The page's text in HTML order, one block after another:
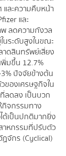
และความคืบหน้า
และ
ลดความกังวล
ระดับสูงในขณะ
าดสินทรัพย์เสี่ยง
พิ่มขึ้น 12.7%
ปัจจัยข้างต้น
ของเศรษฐกิจใน
ลดลง เป็นบวก
จกรรมทาง
ด้เป็นปกติมากยิ่ง
าหกรรมที่ปรับตัว
จักร (Cyclical)